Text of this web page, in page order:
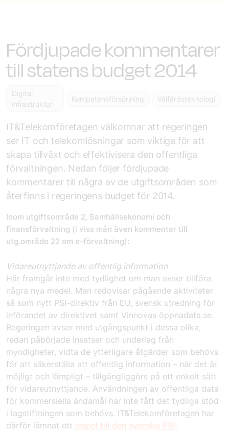
Fördjupade kommentarer
till statens budget 2014
Digital
infrastruktur
Kompetensförsörjning Välfärdsteknologi
IT&Telekomföretagen välkomnar att regeringen
ser IT och telekomlösningar som viktiga för att
skapa tillväxt och effektivisera den offentliga
förvaltningen. Nedan följer fördjupade
kommentarer till några av de utgiftsområden som
återfinns i regeringens budget för 2014.
Inom utgiftsområde 2, Samhällsekonomi och
finansförvaltning (i viss mån även kommentar till
utg.område 22 om e-förvaltning):
Vidareutnyttjande av offentlig information
Här framgår inte med tydlighet om man avser tillföra
några nya medel. Man redovisar pågående aktiviteter
så som nytt PSI-direktiv från EU, svensk utredning för
införandet av direktivet samt Vinnovas öppnadata.se.
Regeringen avser med utgångspunkt i dessa olika,
redan påbörjade insatser och underlag från
myndigheter, vidta de ytterligare åtgärder som behövs
för att säkerställa att offentlig information – när det är
möjligt och lämpligt – tillgängliggörs på ett enkelt sätt
för vidareutnyttjande. Användningen av offentliga data
för kommersiella ändamål har inte fått det tydliga stöd
i lagstiftningen som behövs. IT&Telekomföretagen har
därför lämnat ett inspel till den svenska PSI-